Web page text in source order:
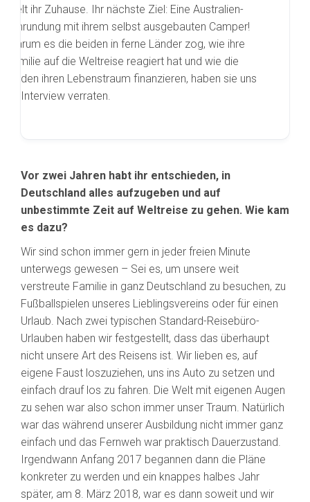
Welt ihr Zuhause. Ihr nächste Ziel: Eine Australien-
Umrundung mit ihrem selbst ausgebauten Camper!
Warum es die beiden in ferne Länder zog, wie ihre
Familie auf die Weltreise reagiert hat und wie die
beiden ihren Lebenstraum finanzieren, haben sie uns
im Interview verraten.
Vor zwei Jahren habt ihr entschieden, in
Deutschland alles aufzugeben und auf
unbestimmte Zeit auf Weltreise zu gehen. Wie kam
es dazu?
Wir sind schon immer gern in jeder freien Minute
unterwegs gewesen – Sei es, um unsere weit
verstreute Familie in ganz Deutschland zu besuchen, zu
Fußballspielen unseres Lieblingsvereins oder für einen
Urlaub. Nach zwei typischen Standard-Reisebüro-
Urlauben haben wir festgestellt, dass das überhaupt
nicht unsere Art des Reisens ist. Wir lieben es, auf
eigene Faust loszuziehen, uns ins Auto zu setzen und
einfach drauf los zu fahren. Die Welt mit eigenen Augen
zu sehen war also schon immer unser Traum. Natürlich
war das während unserer Ausbildung nicht immer ganz
einfach und das Fernweh war praktisch Dauerzustand.
Irgendwann Anfang 2017 begannen dann die Pläne
konkreter zu werden und ein knappes halbes Jahr
später, am 8. März 2018, war es dann soweit und wir